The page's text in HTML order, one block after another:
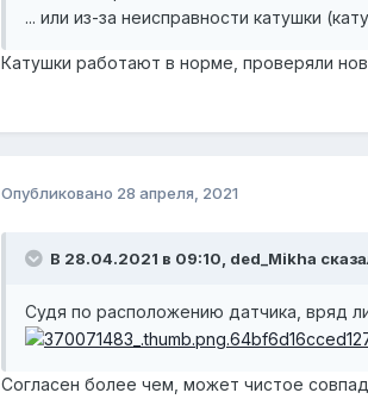
... или из-за неисправности катушки
Катушки работают в норме, проверяли
Опубликовано 28 апреля, 2021
В 28.04.2021 в 09:10, ded_Mikha
Судя по расположению датчика, вряд
Согласен более чем, может чистое